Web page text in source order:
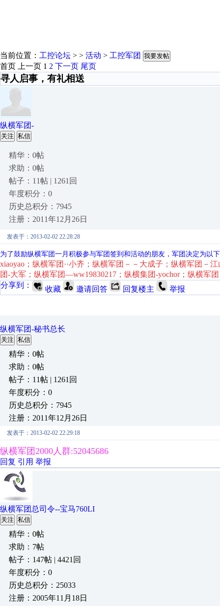
当前位置： 工控论坛 > > 活动 > 工控军团 我要发帖
首页 上一页 1 2 下一页 尾页
寻人启事，有礼相送
纵横军团-
关注 私信
精华：0帖
求助：0帖
帖子：11帖 | 1261回
年度积分：0
历史总积分：7945
注册：2011年12月26日
发表于：2013-02-02 22:28:28
为了鼓励纵横军团一月积极参与军团签到和活动的朋友，军团决定为以
xiaoyao；纵横军团··小齐；纵横军团－－大成子；纵横军团－
团-大军；纵横军团—ww19830217；纵横集团-yochor；纵横军
分享到：
收藏 邀请回答 回复楼主 举报
纵横军团-秘书总长
关注 私信
精华：0帖
求助：0帖
帖子：11帖 | 1261回
年度积分：0
历史总积分：7945
注册：2011年12月26日
发表于：2013-02-02 22:29:18
纵横军团2000人群:52045686
回复 引用 举报
纵横军团总司令--宝马760LI
关注 私信
精华：0帖
求助：7帖
帖子：147帖 | 4421回
年度积分：0
历史总积分：25033
注册：2005年11月18日